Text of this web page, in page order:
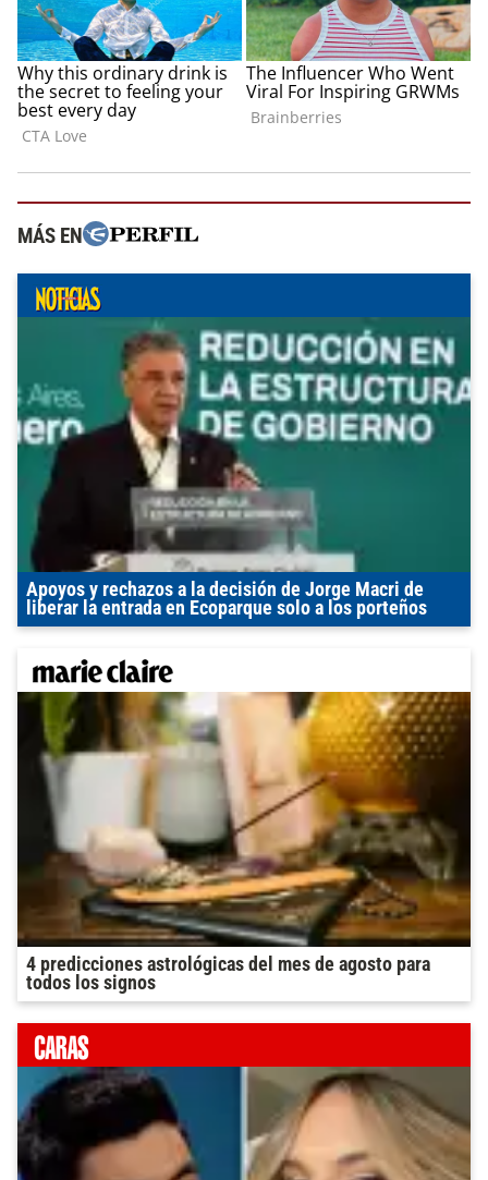
MÁS EN
Apoyos y rechazos a la decisión de Jorge Macri de
liberar la entrada en Ecoparque solo a los porteños
4 predicciones astrológicas del mes de agosto para
todos los signos